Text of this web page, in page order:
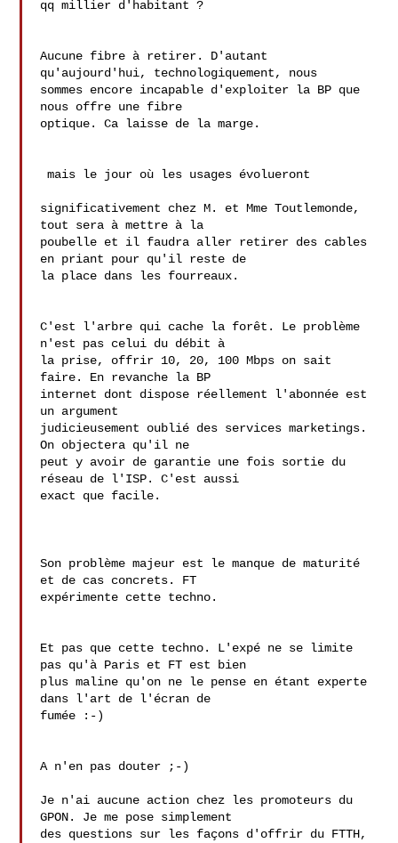
qq millier d'habitant ?
Aucune fibre à retirer. D'autant
qu'aujourd'hui, technologiquement, nous
sommes encore incapable d'exploiter la BP que
nous offre une fibre
optique. Ca laisse de la marge.
mais le jour où les usages évolueront
significativement chez M. et Mme Toutlemonde,
tout sera à mettre à la
poubelle et il faudra aller retirer des cables
en priant pour qu'il reste de
la place dans les fourreaux.
C'est l'arbre qui cache la forêt. Le problème
n'est pas celui du débit à
la prise, offrir 10, 20, 100 Mbps on sait
faire. En revanche la BP
internet dont dispose réellement l'abonnée est
un argument
judicieusement oublié des services marketings.
On objectera qu'il ne
peut y avoir de garantie une fois sortie du
réseau de l'ISP. C'est aussi
exact que facile.
Son problème majeur est le manque de maturité
et de cas concrets. FT
expérimente cette techno.
Et pas que cette techno. L'expé ne se limite
pas qu'à Paris et FT est bien
plus maline qu'on ne le pense en étant experte
dans l'art de l'écran de
fumée :-)
A n'en pas douter ;-)
Je n'ai aucune action chez les promoteurs du
GPON. Je me pose simplement
des questions sur les façons d'offrir du FTTH,